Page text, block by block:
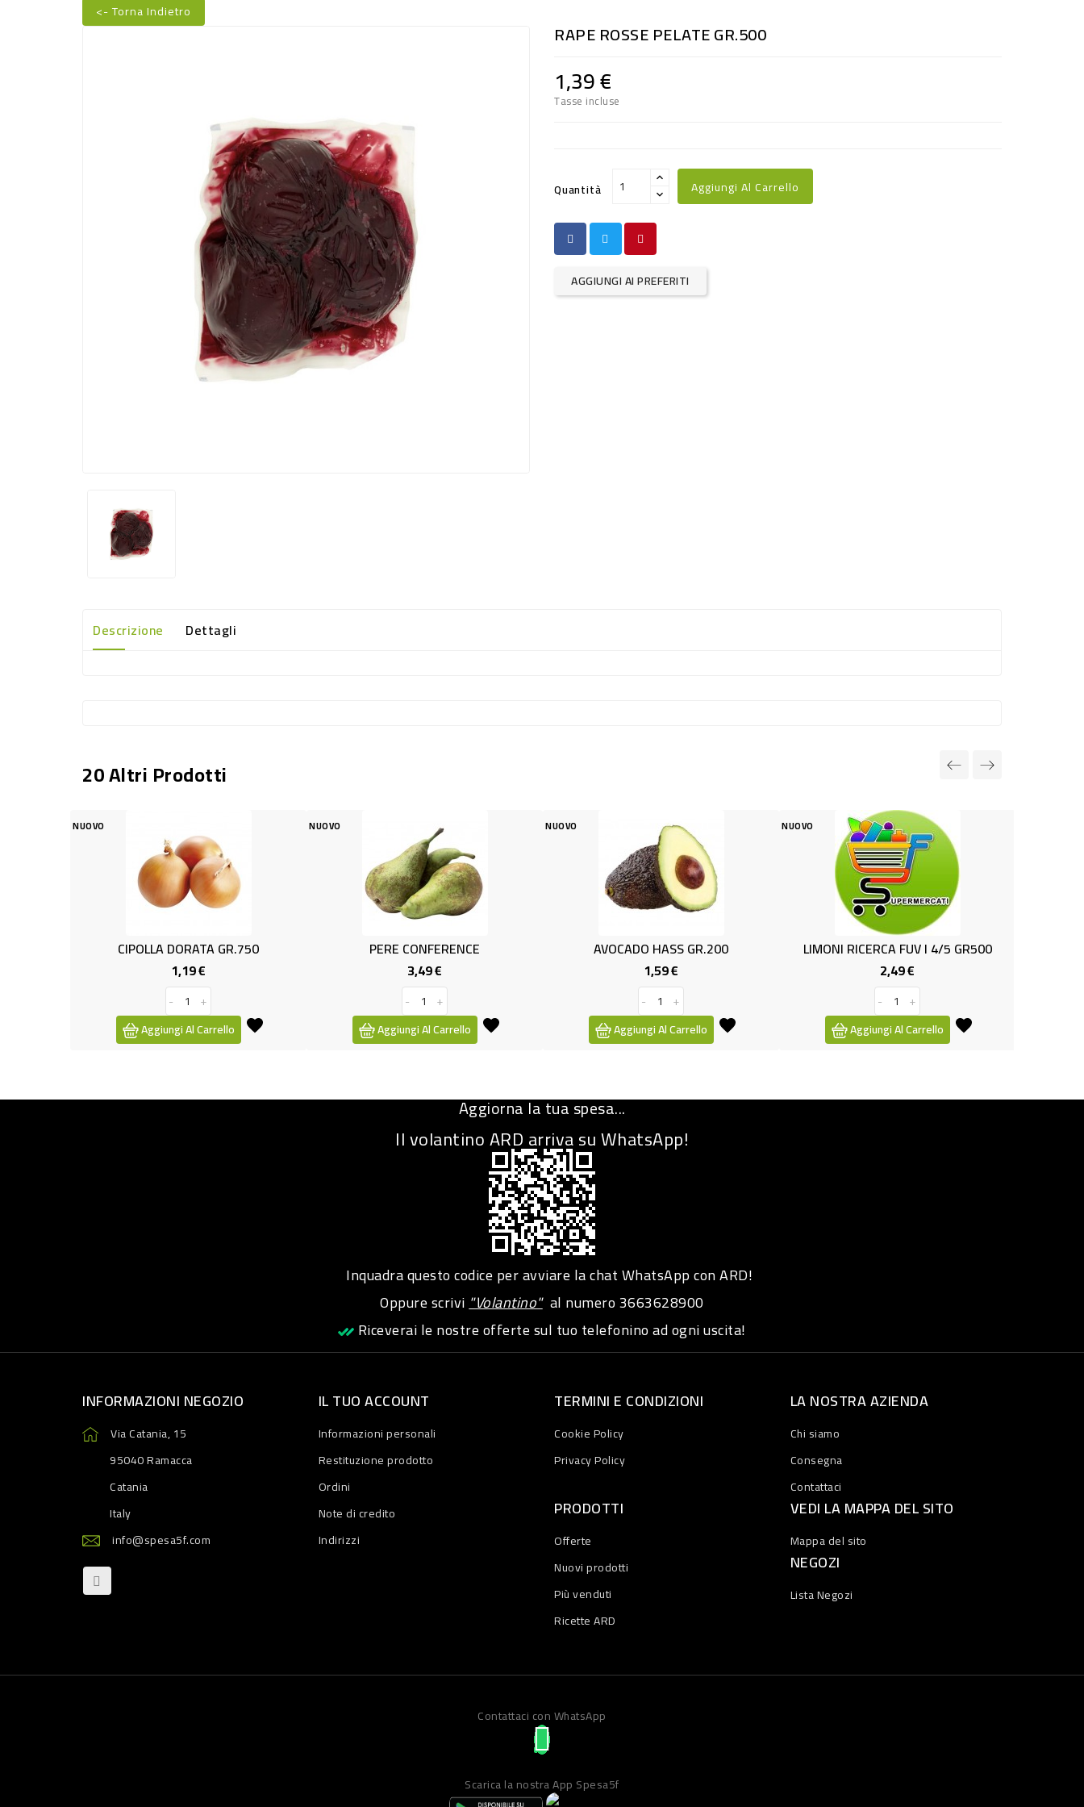
<- Torna Indietro
RAPE ROSSE PELATE GR.500
1,39 €
Tasse incluse
Quantità Aggiungi Al Carrello
AGGIUNGI AI PREFERITI
Descrizione Dettagli
20 Altri Prodotti
CIPOLLA DORATA GR.750
Aggiungi Al Carrello
PERE CONFERENCE
Aggiungi Al Carrello
AVOCADO HASS GR.200
Aggiungi Al Carrello
NUOVO
LIMONI RICERCA FUV I 4/5 GR500
Aggiungi Al Carrello
NUOVO
ARANCE VALEN.
Aggiorna la tua spesa...
Il volantino ARD arriva su WhatsApp!
Inquadra questo codice per avviare la chat WhatsApp con ARD!
Oppure scrivi"Volantino"al numero3663628900
Riceverai le nostre offerte sul tuo telefonino ad ogni uscita!
INFORMAZIONI NEGOZIO
Via Catania, 15
95040 Ramacca
Catania
Italy
info@spesa5f.com
IL TUO ACCOUNT
Informazioni personali
Restituzione prodotto
Ordini
Note di credito
Indirizzi
TERMINI E CONDIZIONI
Cookie Policy
Privacy Policy
LA NOSTRA AZIENDA
Chi siamo
Consegna
Contattaci
PRODOTTI
Offerte
Nuovi prodotti
Più venduti
Ricette ARD
VEDI LA MAPPA DEL SITO
Mappa del sito
NEGOZI
Lista Negozi
Contattaci con WhatsApp
Scarica la nostra App Spesa5f